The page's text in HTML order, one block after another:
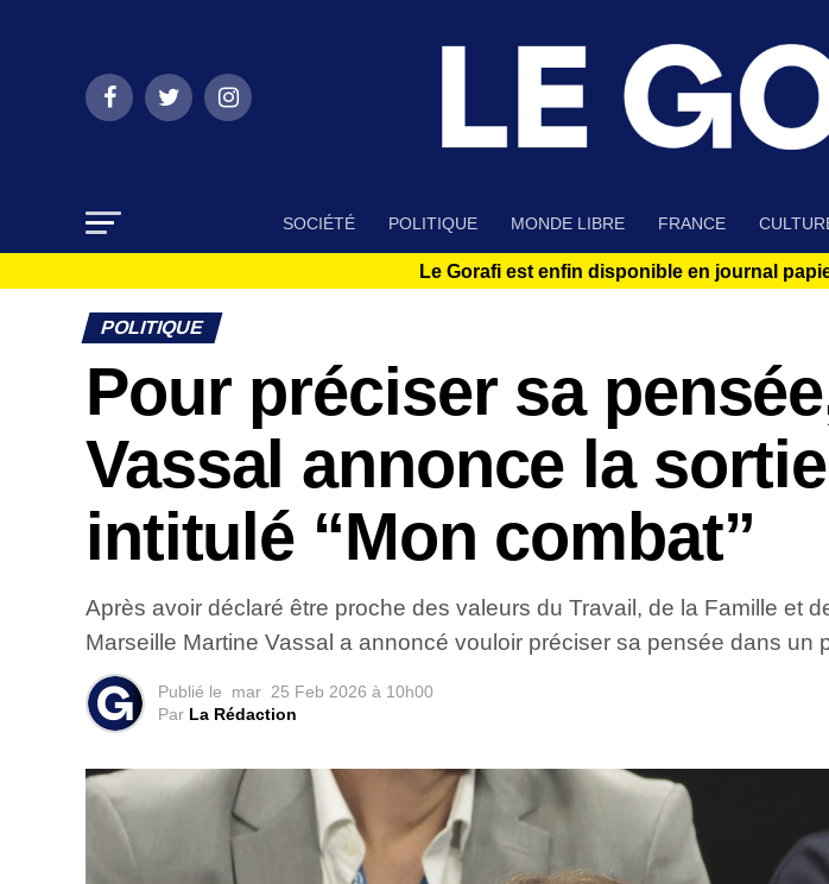
SOCIÉTÉ POLITIQUE MONDE LIBRE FRANCE
Le Gorafi est enfin disponible en journal
POLITIQUE
Pour préciser sa
Vassal annonce la
intitulé “Mon combat”
Après avoir déclaré être proche des valeurs du Travail, de la Famille et
Marseille Martine Vassal a annoncé vouloir préciser sa pensée dans un
Publié le mar 25 Feb 2026 à 10h00
Par La Rédaction